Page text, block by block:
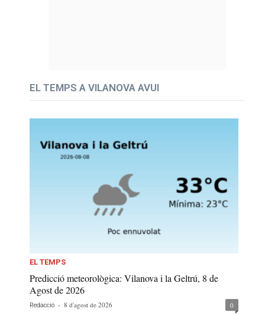
EL TEMPS A VILANOVA AVUI
EL TEMPS
Predicció meteorològica: Vilanova i la Geltrú, 8 de
Agost de 2026
Redacció - 8 d'agost de 2026 0